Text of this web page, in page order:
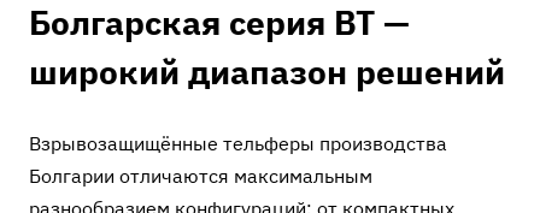
Болгарская серия BT —
широкий диапазон решений
Взрывозащищённые тельферы производства
Болгарии отличаются максимальным